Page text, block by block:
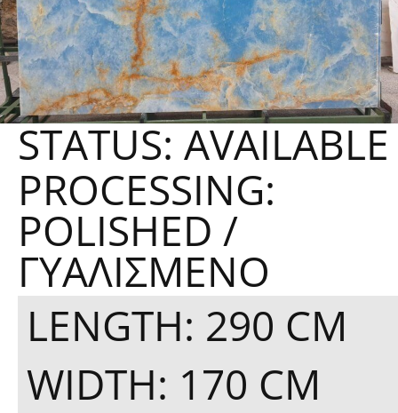
STATUS: AVAILABLE
PROCESSING:
POLISHED /
ΓΥΑΛΙΣΜΈΝΟ
LENGTH: 290 CM
WIDTH: 170 CM